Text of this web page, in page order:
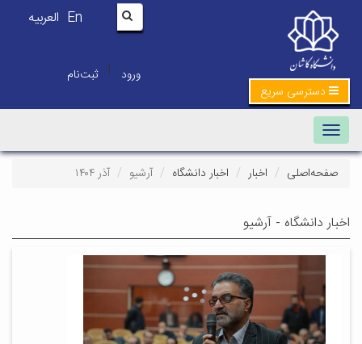
En العربیه
ورود | ثبت‌نام
دسترسی سریع
Toggle navigation
صفحه‌اصلی اخبار اخبار دانشگاه آرشیو آذر ۱۴۰۴
اخبار دانشگاه - آرشیو